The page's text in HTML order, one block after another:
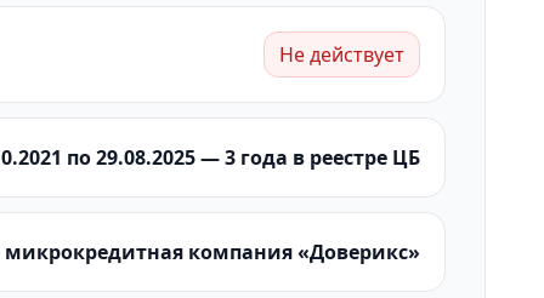
Не действует
по 29.08.2025 — 3 года в реестре ЦБ
компания «Доверикс»